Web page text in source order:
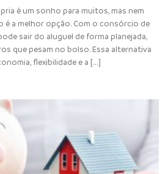
é um sonho para muitos, mas nem
é a melhor opção. Com o consórcio de
sair do aluguel de forma planejada,
que pesam no bolso. Essa alternativa
flexibilidade e a [...]